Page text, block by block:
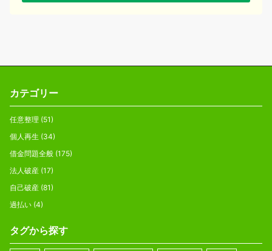
カテゴリー
任意整理 (51)
個人再生 (34)
借金問題全般 (175)
法人破産 (17)
自己破産 (81)
過払い (4)
タグから探す